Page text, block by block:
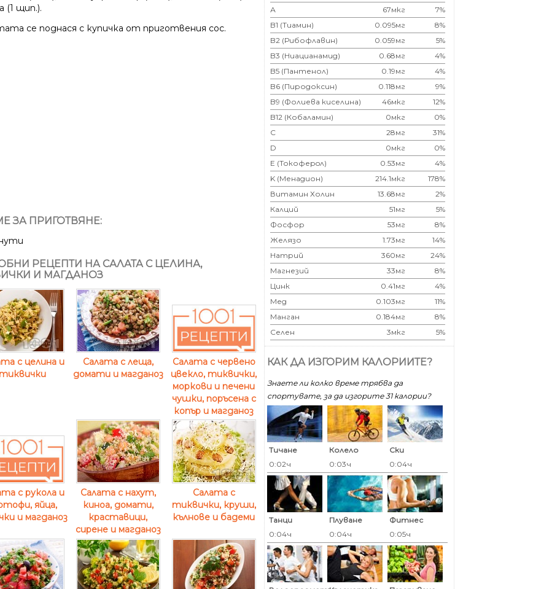
(1 щип.).
се поднася с купичка от приготвения сос.
ЗА ПРИГОТВЯНЕ:
РЕЦЕПТИ НА САЛАТА С ЦЕЛИНА,
И МАГДАНОЗ
с целина и
тиквички
Салата с леща,
домати и магданоз
Салата с червено
цвекло, тиквички,
моркови и печени
чушки, поръсена с
копър и магданоз
с рукола и
яйца,
и магданоз
Салата с нахут,
киноа, домати,
краставици,
сирене и магданоз
Салата с
тиквички, круши,
кълнове и бадеми
А
67мкг
7%
B1 (Тиамин)
0.095мг
8%
B2 (Рибофлавин)
0.059мг
5%
B3 (Ниацианамид)
0.68мг
4%
B5 (Пантенол)
0.19мг
4%
B6 (Пиродоксин)
0.118мг
9%
B9 (Фолиева киселина)
46мкг
12%
B12 (Кобаламин)
0мкг
0%
C
28мг
31%
D
0мкг
0%
E (Токоферoл)
0.53мг
4%
K (Менадион)
214.1мкг
178%
Витамин Холин
13.68мг
2%
Калций
51мг
5%
Фосфор
53мг
8%
Желязо
1.73мг
14%
Натрий
360мг
24%
Магнезий
33мг
8%
Цинк
0.41мг
4%
Мед
0.103мг
11%
Манган
0.184мг
8%
Селен
3мкг 5%
КАК ДА ИЗГОРИМ КАЛОРИИТЕ?
Знаете ли колко време трябва да
спортувате, за да изгорите 31 калoрии?
Тичане
0:02ч
Колело
0:03ч
Ски
0:04ч
Танци
0:04ч
Плуване
0:04ч
Фитнес
0:05ч